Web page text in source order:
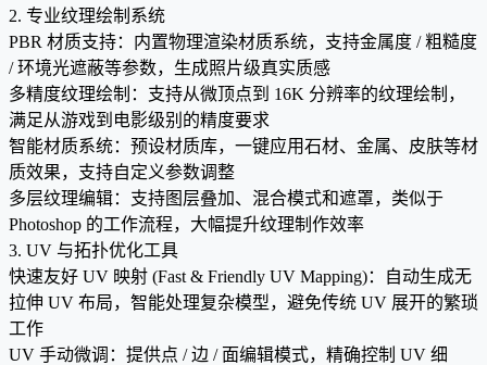
2. 专业纹理绘制系统
PBR 材质支持：内置物理渲染材质系统，支持金属度 / 粗糙度
/ 环境光遮蔽等参数，生成照片级真实质感
多精度纹理绘制：支持从微顶点到 16K 分辨率的纹理绘制，
满足从游戏到电影级别的精度要求
智能材质系统：预设材质库，一键应用石材、金属、皮肤等材
质效果，支持自定义参数调整
多层纹理编辑：支持图层叠加、混合模式和遮罩，类似于
Photoshop 的工作流程，大幅提升纹理制作效率
3. UV 与拓扑优化工具
快速友好 UV 映射 (Fast & Friendly UV Mapping)：自动生成无
拉伸 UV 布局，智能处理复杂模型，避免传统 UV 展开的繁琐
工作
UV 手动微调：提供点 / 边 / 面编辑模式，精确控制 UV 细